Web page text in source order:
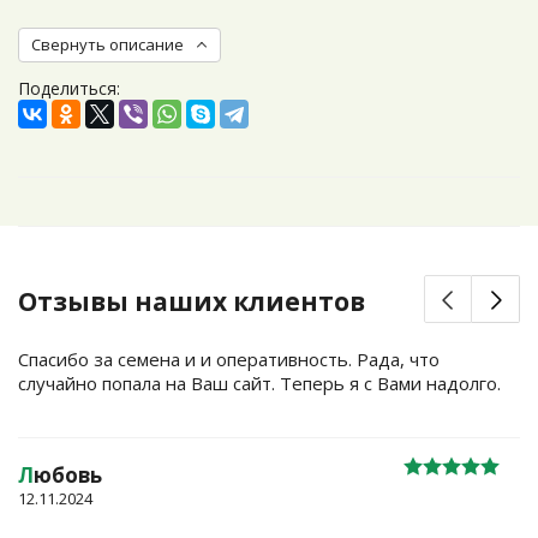
Свернуть описание
Поделиться:
Отзывы наших клиентов
Спасибо за семена и и оперативность. Рада, что
случайно попала на Ваш сайт. Теперь я с Вами надолго.
Любовь
12.11.2024